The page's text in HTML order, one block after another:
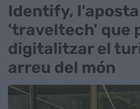
Identify, l'aposta
'traveltech' que
digitalitzar el
arreu del món